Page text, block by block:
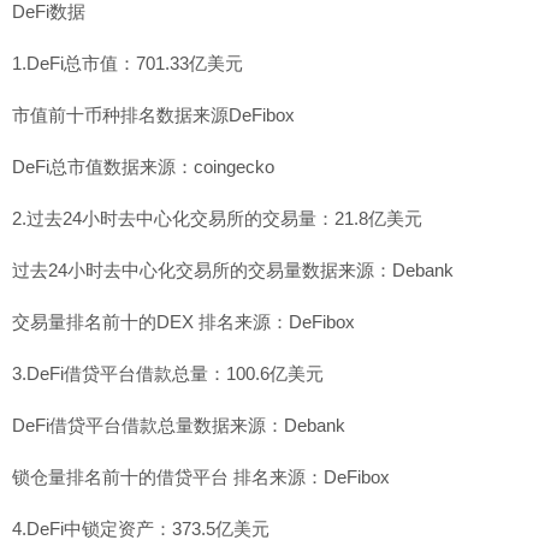
DeFi数据
1.DeFi总市值：701.33亿美元
市值前十币种排名数据来源DeFibox
DeFi总市值数据来源：coingecko
2.过去24小时去中心化交易所的交易量：21.8亿美元
过去24小时去中心化交易所的交易量数据来源：Debank
交易量排名前十的DEX 排名来源：DeFibox
3.DeFi借贷平台借款总量：100.6亿美元
DeFi借贷平台借款总量数据来源：Debank
锁仓量排名前十的借贷平台 排名来源：DeFibox
4.DeFi中锁定资产：373.5亿美元